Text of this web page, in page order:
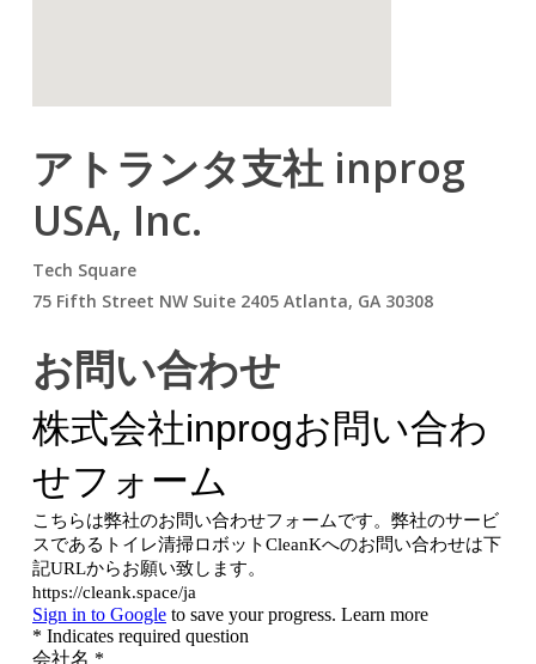
アトランタ支社 inprog
USA, Inc.
Tech Square
75 Fifth Street NW Suite 2405 Atlanta, GA 30308
お問い合わせ